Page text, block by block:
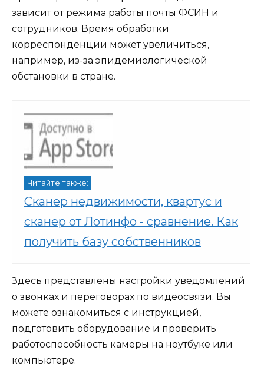
зависит от режима работы почты ФСИН и
сотрудников. Время обработки
корреспонденции может увеличиться,
например, из-за эпидемиологической
обстановки в стране.
Читайте также:
Сканер недвижимости, квартус и
сканер от Лотинфо - сравнение. Как
получить базу собственников
Здесь представлены настройки уведомлений
о звонках и переговорах по видеосвязи. Вы
можете ознакомиться с инструкцией,
подготовить оборудование и проверить
работоспособность камеры на ноутбуке или
компьютере.